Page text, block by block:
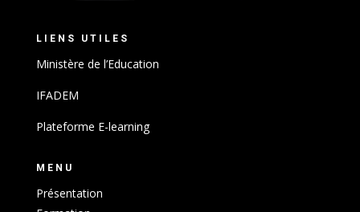
LIENS UTILES
Ministère de l’Education
IFADEM
Plateforme E-learning
MENU
Présentation